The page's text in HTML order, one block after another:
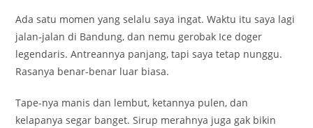
Ada satu momen yang selalu saya ingat. Waktu itu saya lagi
jalan-jalan di Bandung, dan nemu gerobak Ice doger
legendaris. Antreannya panjang, tapi saya tetap nunggu.
Rasanya benar-benar luar biasa.
Tape-nya manis dan lembut, ketannya pulen, dan
kelapanya segar banget. Sirup merahnya juga gak bikin